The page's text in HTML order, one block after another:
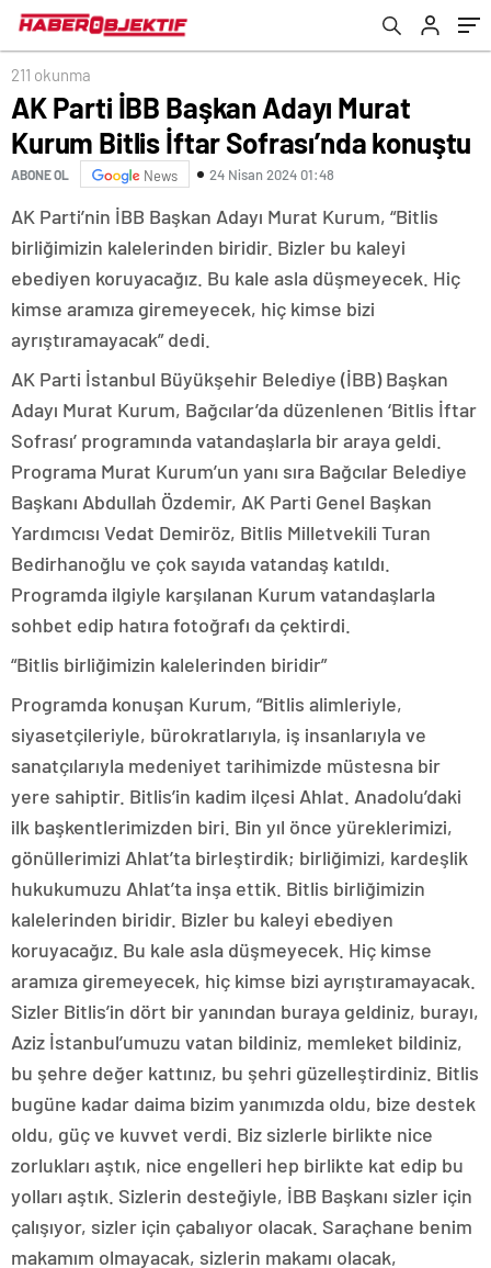
211 okunma
AK Parti İBB Başkan Adayı Murat
Kurum Bitlis İftar Sofrası’nda konuştu
ABONE OL News 24 Nisan 2024 01:48
AK Parti’nin İBB Başkan Adayı Murat Kurum, “Bitlis
birliğimizin kalelerinden biridir. Bizler bu kaleyi
ebediyen koruyacağız. Bu kale asla düşmeyecek. Hiç
kimse aramıza giremeyecek, hiç kimse bizi
ayrıştıramayacak” dedi.
AK Parti İstanbul Büyükşehir Belediye (İBB) Başkan
Adayı Murat Kurum, Bağcılar’da düzenlenen ‘Bitlis İftar
Sofrası’ programında vatandaşlarla bir araya geldi.
Programa Murat Kurum’un yanı sıra Bağcılar Belediye
Başkanı Abdullah Özdemir, AK Parti Genel Başkan
Yardımcısı Vedat Demiröz, Bitlis Milletvekili Turan
Bedirhanoğlu ve çok sayıda vatandaş katıldı.
Programda ilgiyle karşılanan Kurum vatandaşlarla
sohbet edip hatıra fotoğrafı da çektirdi.
“Bitlis birliğimizin kalelerinden biridir”
Programda konuşan Kurum, “Bitlis alimleriyle,
siyasetçileriyle, bürokratlarıyla, iş insanlarıyla ve
sanatçılarıyla medeniyet tarihimizde müstesna bir
yere sahiptir. Bitlis’in kadim ilçesi Ahlat. Anadolu’daki
ilk başkentlerimizden biri. Bin yıl önce yüreklerimizi,
gönüllerimizi Ahlat’ta birleştirdik; birliğimizi, kardeşlik
hukukumuzu Ahlat’ta inşa ettik. Bitlis birliğimizin
kalelerinden biridir. Bizler bu kaleyi ebediyen
koruyacağız. Bu kale asla düşmeyecek. Hiç kimse
aramıza giremeyecek, hiç kimse bizi ayrıştıramayacak.
Sizler Bitlis’in dört bir yanından buraya geldiniz, burayı,
Aziz İstanbul’umuzu vatan bildiniz, memleket bildiniz,
bu şehre değer kattınız, bu şehri güzelleştirdiniz. Bitlis
bugüne kadar daima bizim yanımızda oldu, bize destek
oldu, güç ve kuvvet verdi. Biz sizlerle birlikte nice
zorlukları aştık, nice engelleri hep birlikte kat edip bu
yolları aştık. Sizlerin desteğiyle, İBB Başkanı sizler için
çalışıyor, sizler için çabalıyor olacak. Saraçhane benim
makamım olmayacak, sizlerin makamı olacak,